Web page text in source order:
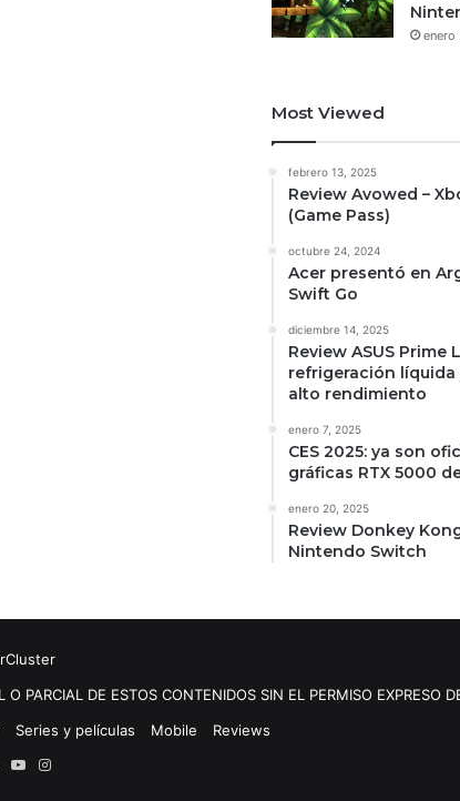
enero
Most Viewed
febrero 13, 2025
Review Avowed –
(Game Pass)
octubre 24, 2024
Acer presentó en
Swift Go
diciembre 14, 2025
Review ASUS Prime
refrigeración líquida
alto rendimiento
enero 7, 2025
CES 2025: ya son
gráficas RTX 5000
enero 20, 2025
Review Donkey
Nintendo Switch
DE ESTOS CONTENIDOS SIN EL PERMISO EXPRESO
Series y películas Mobile
Reviews
YouTubeInstagram